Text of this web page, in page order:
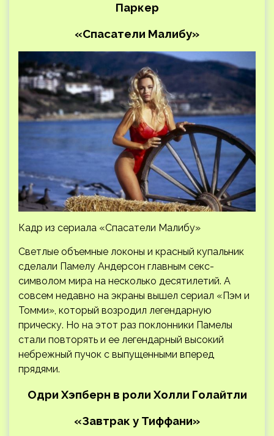
Паркер
«Спасатели Малибу»
Кадр из сериала «Спасатели Малибу»
Светлые объемные локоны и красный купальник
сделали Памелу Андерсон главным секс-
символом мира на несколько десятилетий. А
совсем недавно на экраны вышел сериал «Пэм и
Томми», который возродил легендарную
прическу. Но на этот раз поклонники Памелы
стали повторять и ее легендарный высокий
небрежный пучок с выпущенными вперед
прядями.
Одри Хэпберн в роли Холли Голайтли
«Завтрак у Тиффани»